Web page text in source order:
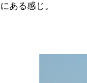
ある感じ。